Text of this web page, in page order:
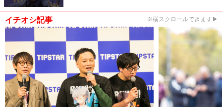
イチオシ記事 ※横スクロールできます▶